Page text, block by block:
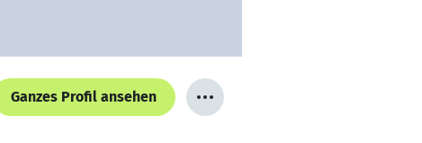
Ganzes Profil ansehen